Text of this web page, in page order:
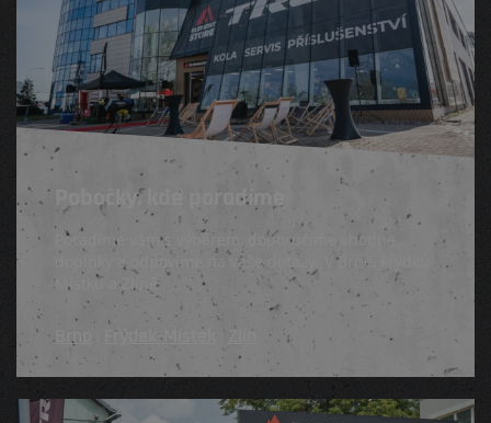
Pobočky, kde poradíme
Poradíme vám s výběrem, doporučíme vhodné
doplňky a odpovíme na vaše dotazy. V Brně, Frýdku-
Místku a Zlíně.
Brno Frýdek-Místek Zlín